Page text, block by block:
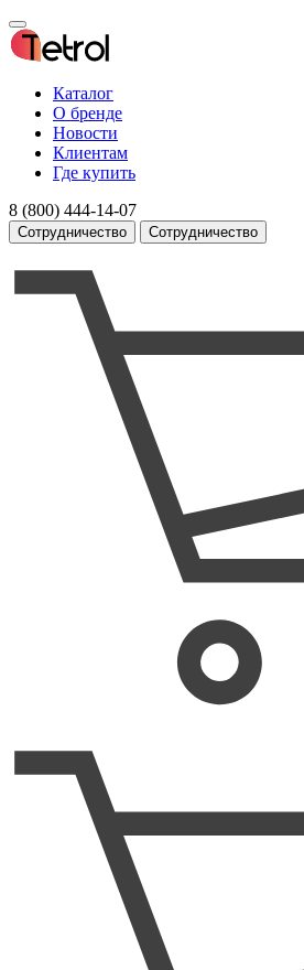
Каталог
О бренде
Новости
Клиентам
Где купить
8 (800) 444-14-07
Сотрудничество Сотрудничество